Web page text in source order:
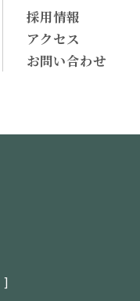
採用情報
アクセス
お問い合わせ
]